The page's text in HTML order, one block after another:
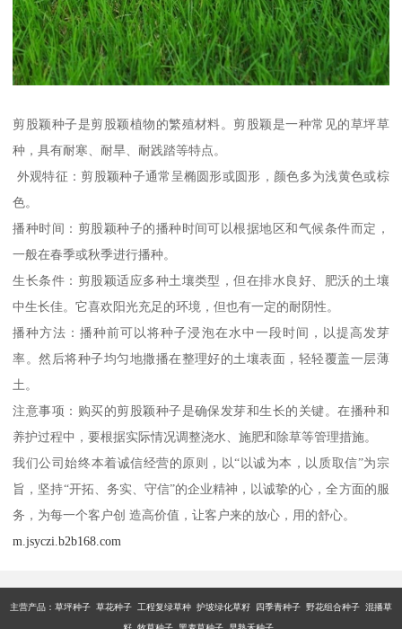
剪股颖种子是剪股颖植物的繁殖材料。剪股颖是一种常见的草坪草
种，具有耐寒、耐旱、耐践踏等特点。
外观特征：剪股颖种子通常呈椭圆形或圆形，颜色多为浅黄色或棕
色。
播种时间：剪股颖种子的播种时间可以根据地区和气候条件而定，
一般在春季或秋季进行播种。
生长条件：剪股颖适应多种土壤类型，但在排水良好、肥沃的土壤
中生长佳。它喜欢阳光充足的环境，但也有一定的耐阴性。
播种方法：播种前可以将种子浸泡在水中一段时间，以提高发芽
率。然后将种子均匀地撒播在整理好的土壤表面，轻轻覆盖一层薄
土。
注意事项：购买的剪股颖种子是确保发芽和生长的关键。在播种和
养护过程中，要根据实际情况调整浇水、施肥和除草等管理措施。
我们公司始终本着诚信经营的原则，以“以诚为本，以质取信”为宗
旨，坚持“开拓、务实、守信”的企业精神，以诚挚的心，全方面的服
务，为每一个客户创 造高价值，让客户来的放心，用的舒心。
m.jsyczi.b2b168.com
主营产品： 草坪种子 草花种子 工程复绿草种 护坡绿化草籽 四季青种子 野花组合种子 混播草